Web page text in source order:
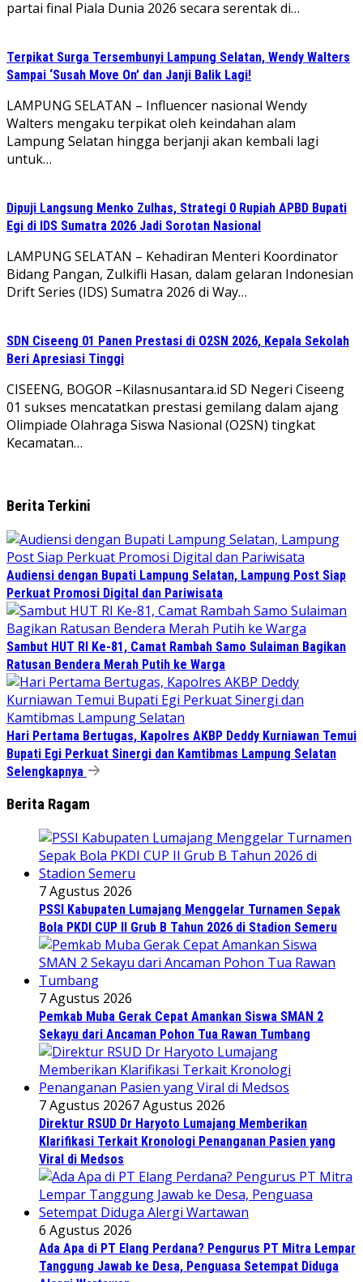
partai final Piala Dunia 2026 secara serentak di…
Terpikat Surga Tersembunyi Lampung Selatan, Wendy Walters
Sampai ‘Susah Move On’ dan Janji Balik Lagi!
LAMPUNG SELATAN – Influencer nasional Wendy
Walters mengaku terpikat oleh keindahan alam
Lampung Selatan hingga berjanji akan kembali lagi
untuk…
Dipuji Langsung Menko Zulhas, Strategi 0 Rupiah APBD Bupati
Egi di IDS Sumatra 2026 Jadi Sorotan Nasional
LAMPUNG SELATAN – Kehadiran Menteri Koordinator
Bidang Pangan, Zulkifli Hasan, dalam gelaran Indonesian
Drift Series (IDS) Sumatra 2026 di Way…
SDN Ciseeng 01 Panen Prestasi di O2SN 2026, Kepala Sekolah
Beri Apresiasi Tinggi
CISEENG, BOGOR –Kilasnusantara.id SD Negeri Ciseeng
01 sukses mencatatkan prestasi gemilang dalam ajang
Olimpiade Olahraga Siswa Nasional (O2SN) tingkat
Kecamatan…
Berita Terkini
Audiensi dengan Bupati Lampung Selatan, Lampung Post Siap
Perkuat Promosi Digital dan Pariwisata
Sambut HUT RI Ke-81, Camat Rambah Samo Sulaiman Bagikan
Ratusan Bendera Merah Putih ke Warga
Hari Pertama Bertugas, Kapolres AKBP Deddy Kurniawan Temui
Bupati Egi Perkuat Sinergi dan Kamtibmas Lampung Selatan
Selengkapnya
Berita Ragam
7 Agustus 2026
PSSI Kabupaten Lumajang Menggelar Turnamen Sepak
Bola PKDI CUP II Grub B Tahun 2026 di Stadion Semeru
7 Agustus 2026
Pemkab Muba Gerak Cepat Amankan Siswa SMAN 2
Sekayu dari Ancaman Pohon Tua Rawan Tumbang
7 Agustus 20267 Agustus 2026
Direktur RSUD Dr Haryoto Lumajang Memberikan
Klarifikasi Terkait Kronologi Penanganan Pasien yang
Viral di Medsos
6 Agustus 2026
Ada Apa di PT Elang Perdana? Pengurus PT Mitra Lempar
Tanggung Jawab ke Desa, Penguasa Setempat Diduga